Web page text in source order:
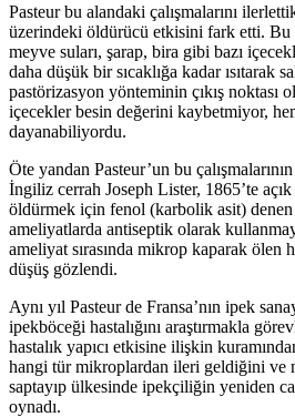
Pasteur bu alandaki çalışmalarını
üzerindeki öldürücü etkisini fark etti. Bu
meyve suları, şarap, bira gibi bazı
daha düşük bir sıcaklığa kadar ısıtarak
pastörizasyon yönteminin çıkış noktası
içecekler besin değerini kaybetmiyor,
dayanabiliyordu.
Öte yandan Pasteur’un bu
İngiliz cerrah Joseph Lister, 1865’te
öldürmek için fenol (karbolik asit)
ameliyatlarda antiseptik olarak
ameliyat sırasında mikrop kaparak ölen
düşüş gözlendi.
Aynı yıl Pasteur de Fransa’nın ipek
ipekböceği hastalığını araştırmakla
hastalık yapıcı etkisine ilişkin
hangi tür mikroplardan ileri geldiğini ve
saptayıp ülkesinde ipekçiliğin yeniden
oynadı.